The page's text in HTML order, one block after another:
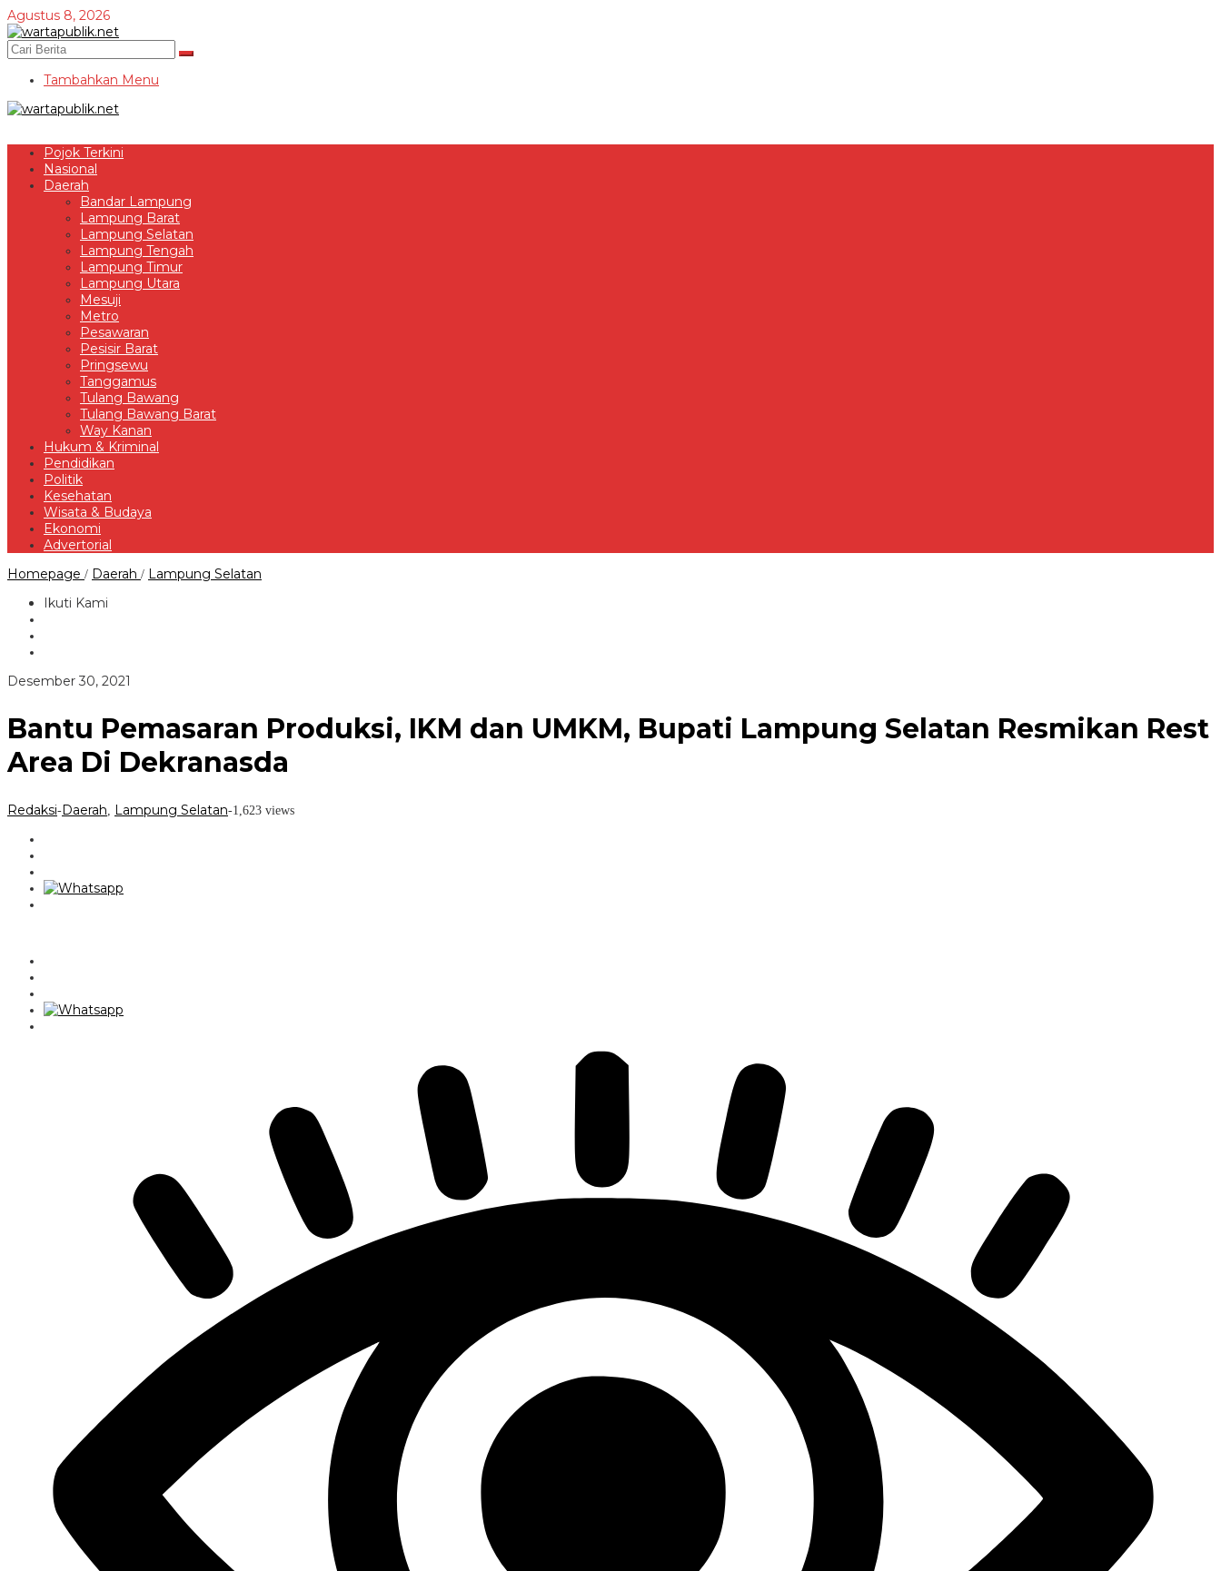
Lewati
ke
konten
Agustus 8, 2026
Tambahkan Menu
Pojok Terkini
Nasional
Daerah
Bandar Lampung
Lampung Barat
Lampung Selatan
Lampung Tengah
Lampung Timur
Lampung Utara
Mesuji
Metro
Pesawaran
Pesisir Barat
Pringsewu
Tanggamus
Tulang Bawang
Tulang Bawang Barat
Way Kanan
Hukum & Kriminal
Pendidikan
Politik
Kesehatan
Wisata & Budaya
Ekonomi
Advertorial
Homepage / Daerah / Lampung Selatan
Rest
Area
Dekranasda
Ikuti Kami
Desember 30, 2021
Bantu Pemasaran Produksi, IKM dan UMKM, Bupati Lampung Selatan Resmikan Rest
Area Di Dekranasda
Redaksi-Daerah Lampung Selatan-1,623 views